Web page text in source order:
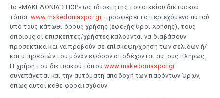
Το «ΜΑΚΕΔΟΝΙΑ ΣΠΟΡ» ως ιδιοκτήτης του οικείου δικτυακού
τόπου www.makedoniaspor.gr, προσφέρει το περιεχόμενο αυτού
υπό τους κάτωθι όρους χρήσης (εφεξής Όροι Χρήσης), τους
οποίους οι επισκέπτες/χρήστες καλούνται να διαβάσουν
προσεκτικά και να προβούν σε επίσκεψη/χρήση των σελίδων ή/
και υπηρεσιών του μόνον εφόσον αποδέχονται αυτούς πλήρως.
Η χρήση του δικτυακού τόπουwww.makedoniaspor.gr
συνεπάγεται και την αυτόματη αποδοχή των παρόντων Όρων,
όπως αυτοί κάθε φορά ισχύουν.